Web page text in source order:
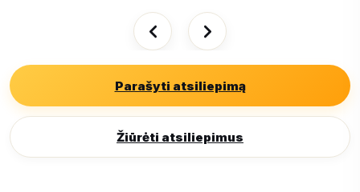
Parašyti atsiliepimą
Žiūrėti atsiliepimus